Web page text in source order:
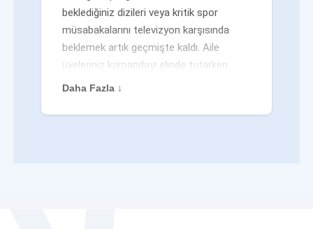
beklediğiniz dizileri veya kritik spor
müsabakalarını televizyon karşısında
beklemek artık geçmişte kaldı. Aile
üyeleriniz kumandayı elinde tutarken
veya siz evden uzaktayken bile
değilsiniz. Geleneksel yayıncılığın
Daha Fazla ↓